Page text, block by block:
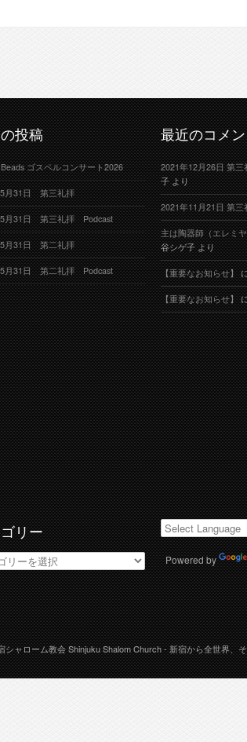
投稿
ゴスペルコンサート2026
5月31日 第三礼拝
5月31日 第三礼拝 Podcast
5月31日 第二礼拝
5月31日 第二礼拝 Podcast
最近のコメ
2021年12月26日 第三
子より
2021年11月21日 第三
主は陶器師（エレミ
谷シゲ子より
【重要なお知らせ】
【重要なお知らせ】
リー
Powered by
シャローム教会 Shinjuku Shalom Church- 新宿から全世界、